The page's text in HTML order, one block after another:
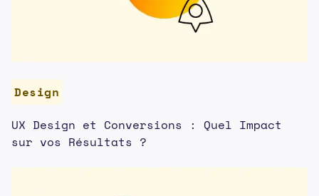
Design
UX Design et Conversions : Quel Impact
sur vos Résultats ?